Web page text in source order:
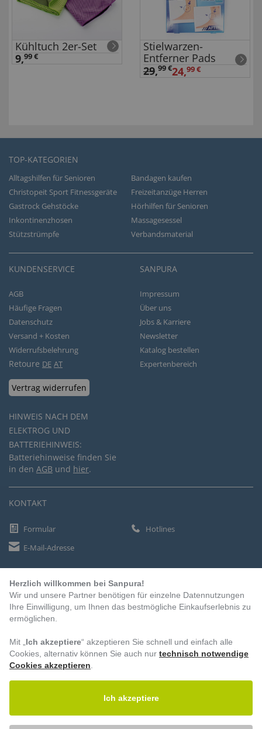
Kühltuch 2er-Set
9,99 €
Stielwarzen-
Entferner Pads
29,99 €24,99 €
TOP-KATEGORIEN
Alltagshilfen für Senioren
Bandagen kaufen
Christopeit Sport Fitnessgeräte
Freizeitanzüge Herren
Gastrock Gehstöcke
Hörhilfen für Senioren
Inkontinenzhosen
Massagesessel
Stützstrümpfe
Verbandsmaterial
KUNDENSERVICE
AGB
Häufige Fragen
Datenschutz
Versand + Kosten
Widerrufsbelehrung
Retoure DE AT
Vertrag widerrufen
HINWEIS NACH DEM
ELEKTROG UND
BATTERIEHINWEIS:
Batteriehinweise finden Sie
in den AGB und hier.
SANPURA
Impressum
Über uns
Jobs & Karriere
Newsletter
Katalog bestellen
Expertenbereich
KONTAKT
Formular
Hotlines
E-Mail-Adresse
ZAHLUNGSARTEN
Vorkasse
BESUCHEN SIE UNS
Herzlich willkommen bei Sanpura!
Wir und unsere Partner benötigen für einzelne Datennutzungen
Ihre Einwilligung, um Ihnen das bestmögliche Einkaufserlebnis zu
ermöglichen.
Mit „ Ich akzeptiere“ akzeptieren Sie schnell und einfach alle
Cookies, alternativ können Sie auch nur technisch notwendige
Cookies akzeptieren
Ich akzeptiere